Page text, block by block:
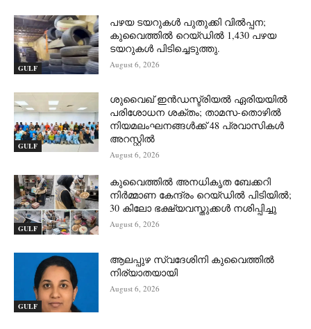
GULF
പഴയ ടയറുകൾ പുതുക്കി വിൽപ്പന;
കുവൈത്തിൽ റെയ്ഡിൽ 1,430 പഴയ
ടയറുകൾ പിടിച്ചെടുത്തു.
August 6, 2026
GULF
ശുവൈഖ് ഇൻഡസ്ട്രിയൽ ഏരിയയിൽ
പരിശോധന ശക്തം; താമസ-തൊഴിൽ
നിയമലംഘനങ്ങൾക്ക് 48 പ്രവാസികൾ
അറസ്റ്റിൽ
August 6, 2026
GULF
കുവൈത്തിൽ അനധികൃത ബേക്കറി
നിർമ്മാണ കേന്ദ്രം റെയ്ഡിൽ പിടിയിൽ;
30 കിലോ ഭക്ഷ്യവസ്തുക്കൾ നശിപ്പിച്ചു
August 6, 2026
GULF
ആലപ്പുഴ സ്വദേശിനി കുവൈത്തിൽ
നിര്യാതയായി
August 6, 2026